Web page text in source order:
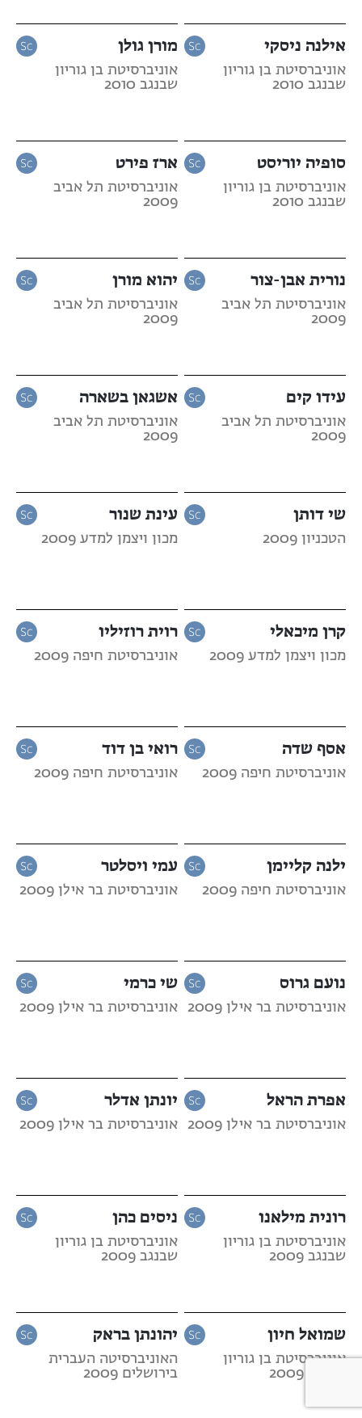
אילנה ניסקי
אוניברסיטת בן גוריון
שבנגב 2010
מורן גולן
אוניברסיטת בן גוריון
שבנגב 2010
סופיה יוריסט
אוניברסיטת בן גוריון
שבנגב 2010
ארז פירט
אוניברסיטת תל אביב
2009
נורית אבן-צור
אוניברסיטת תל אביב
2009
יהוא מורן
אוניברסיטת תל אביב
2009
עידו קים
אוניברסיטת תל אביב
2009
אשגאן בשארה
אוניברסיטת תל אביב
2009
שי דותן
הטכניון 2009
עינת שנור
מכון ויצמן למדע 2009
קרן מיכאלי
מכון ויצמן למדע 2009
רוית רוזיליו
אוניברסיטת חיפה 2009
אסף שדה
אוניברסיטת חיפה 2009
רואי בן דוד
אוניברסיטת חיפה 2009
ילנה קליימן
אוניברסיטת חיפה 2009
עמי ויסלטר
אוניברסיטת בר אילן 2009
נועם גרוס
אוניברסיטת בר אילן 2009
שי כרמי
אוניברסיטת בר אילן 2009
אפרת הראל
אוניברסיטת בר אילן 2009
יונתן אדלר
אוניברסיטת בר אילן 2009
רונית מילאנו
אוניברסיטת בן גוריון
שבנגב 2009
ניסים כהן
אוניברסיטת בן גוריון
שבנגב 2009
שמואל חיון
אוניברסיטת בן גוריון
יהונתן בראק
האוניברסיטה העברית
בירושלים 2009